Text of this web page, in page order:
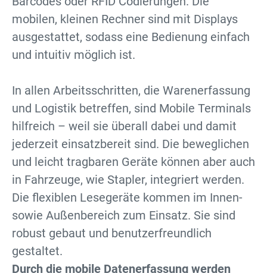
mobilen, kleinen Rechner sind mit Displays
ausgestattet, sodass eine Bedienung einfach
und intuitiv möglich ist.
In allen Arbeitsschritten, die Warenerfassung
und Logistik betreffen, sind Mobile Terminals
hilfreich – weil sie überall dabei und damit
jederzeit einsatzbereit sind. Die beweglichen
und leicht tragbaren Geräte können aber auch
in Fahrzeuge, wie Stapler, integriert werden.
Die flexiblen Lesegeräte kommen im Innen-
sowie Außenbereich zum Einsatz. Sie sind
robust gebaut und benutzerfreundlich
gestaltet.
Durch die mobile Datenerfassung werden